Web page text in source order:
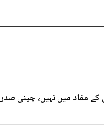
کے مفاد میں نہیں، چینی صدر